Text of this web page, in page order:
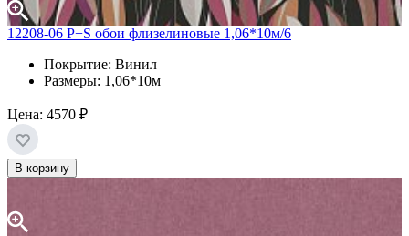
12208-06 P+S обои флизелиновые 1,06*10м/6
Покрытие: Винил
Размеры: 1,06*10м
Цена: 4570 ₽
В корзину